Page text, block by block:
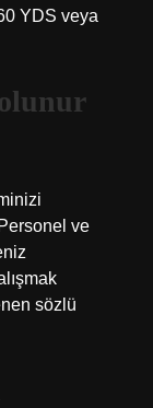
YDS veya
ve
sözlü